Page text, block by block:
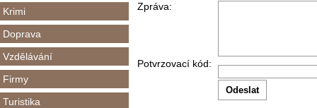
Krimi
Doprava
Vzdělávání
Firmy
Turistika
Zpráva:
Potvrzovací kód: